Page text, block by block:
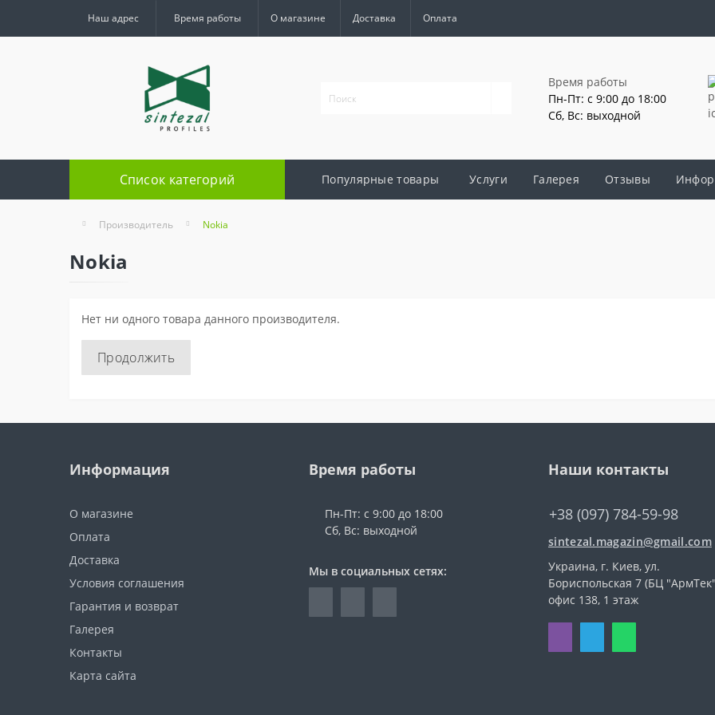
Наш адрес Время работы О магазине Доставка Оплата
Время работы
Пн-Пт: с 9:00 до 18:00
Сб, Вс: выходной
Список категорий Популярные товары Услуги Галерея Отзывы
Производитель Nokia
Nokia
Нет ни одного товара данного производителя.
Продолжить
Информация
О магазине
Оплата
Доставка
Условия соглашения
Гарантия и возврат
Галерея
Контакты
Карта сайта
Время работы
Пн-Пт: с 9:00 до 18:00
Сб, Вс: выходной
Мы в социальных сетях:
Наши контакты
+38 (097) 784-59-98
sintezal.magazin@gmail.com
Украина, г. Киев, ул.
Бориспольская 7 (БЦ
офис 138, 1 этаж